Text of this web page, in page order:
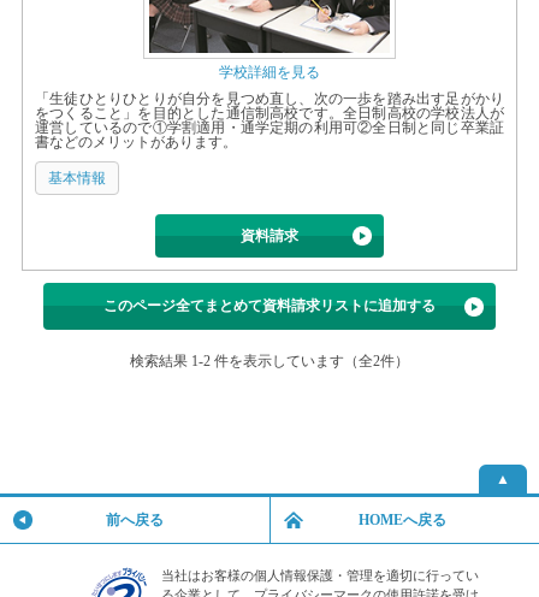
学校詳細を見る
「生徒ひとりひとりが自分を見つめ直し、次の一歩を踏み出す足がかり
をつくること」を目的とした通信制高校です。全日制高校の学校法人が
運営しているので①学割適用・通学定期の利用可②全日制と同じ卒業証
書などのメリットがあります。
基本情報
資料請求
このページ全てまとめて資料請求リストに追加する
検索結果 1-2 件を表示しています（全2件）
▲
前へ戻る HOMEへ戻る
当社はお客様の個人情報保護・管理を適切に行ってい